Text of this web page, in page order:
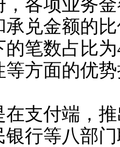
，各项业务
兑金额的
的笔数占比
等方面的优
付端，推
银行等八部